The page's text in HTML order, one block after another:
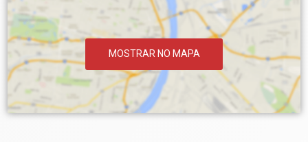
MOSTRAR NO MAPA